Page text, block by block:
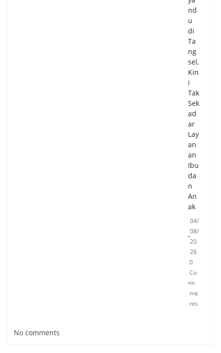
nd
u
di
Ta
ng
sel,
Kin
i
Tak
Sek
ad
ar
Lay
an
an
Ibu
da
n
An
ak
04/
08/
20
26
0
Co
m
me
nts
No comments